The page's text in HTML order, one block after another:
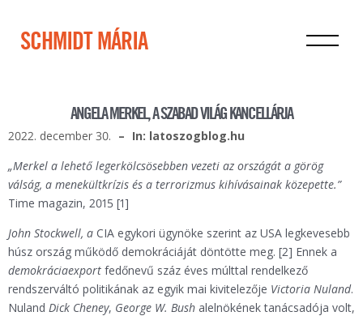
SCHMIDT MÁRIA
ANGELA MERKEL, A SZABAD VILÁG KANCELLÁRJA
2022. december 30.
In: latoszogblog.hu
„Merkel a lehető legerkölcsösebben vezeti az országát a görög
válság, a menekültkrízis és a terrorizmus kihívásainak közepette.”
Time magazin, 2015 [1]
John Stockwell, a CIA egykori ügynöke szerint az USA legkevesebb
húsz ország működő demokráciáját döntötte meg. [2] Ennek a
demokráciaexport fedőnevű száz éves múlttal rendelkező
rendszerváltó politikának az egyik mai kivitelezője Victoria Nuland.
Nuland Dick Cheney, George W. Bush alelnökének tanácsadója volt,